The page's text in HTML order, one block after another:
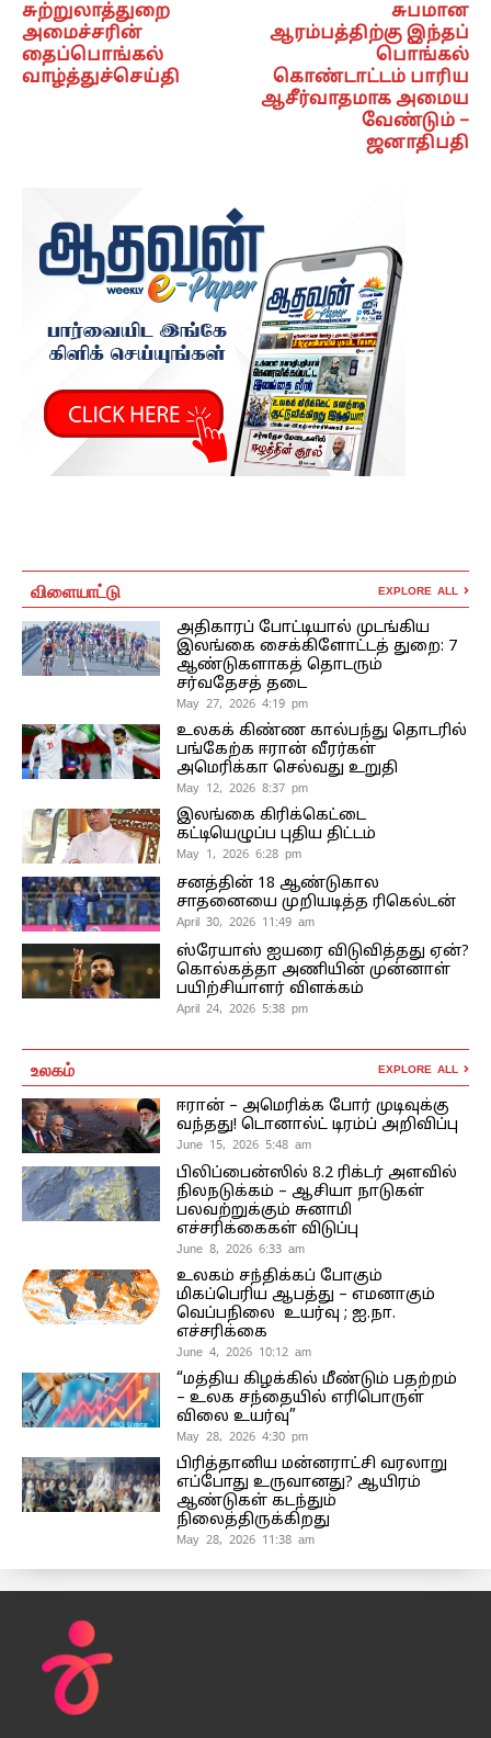
சுற்றுலாத்துறை
அமைச்சரின்
தைப்பொங்கல்
வாழ்த்துச்செய்தி
சுபமான
ஆரம்பத்திற்கு இந்தப்
பொங்கல்
கொண்டாட்டம் பாரிய
ஆசீர்வாதமாக அமைய
வேண்டும் –
ஜனாதிபதி
விளையாட்டு EXPLORE ALL
அதிகாரப் போட்டியால் முடங்கிய
இலங்கை சைக்கிளோட்டத் துறை: 7
ஆண்டுகளாகத் தொடரும்
சர்வதேசத் தடை
May 27, 2026 4:19 pm
உலகக் கிண்ண கால்பந்து தொடரில்
பங்கேற்க ஈரான் வீரர்கள்
அமெரிக்கா செல்வது உறுதி
May 12, 2026 8:37 pm
இலங்கை கிரிக்கெட்டை
கட்டியெழுப்ப புதிய திட்டம்
May 1, 2026 6:28 pm
சனத்தின் 18 ஆண்டுகால
சாதனையை முறியடித்த ரிகெல்டன்
April 30, 2026 11:49 am
ஸ்ரேயாஸ் ஐயரை விடுவித்தது ஏன்?
கொல்கத்தா அணியின் முன்னாள்
பயிற்சியாளர் விளக்கம்
April 24, 2026 5:38 pm
உலகம் EXPLORE ALL
ஈரான் – அமெரிக்க போர் முடிவுக்கு
வந்தது! டொனால்ட் டிரம்ப் அறிவிப்பு
June 15, 2026 5:48 am
பிலிப்பைன்ஸில் 8.2 ரிக்டர் அளவில்
நிலநடுக்கம் – ஆசியா நாடுகள்
பலவற்றுக்கும் சுனாமி
எச்சரிக்கைகள் விடுப்பு
June 8, 2026 6:33 am
உலகம் சந்திக்கப் போகும்
மிகப்பெரிய ஆபத்து – எமனாகும்
வெப்பநிலை உயர்வு ; ஐ.நா.
எச்சரிக்கை
June 4, 2026 10:12 am
“மத்திய கிழக்கில் மீண்டும் பதற்றம்
– உலக சந்தையில் எரிபொருள்
விலை உயர்வு”
May 28, 2026 4:30 pm
பிரித்தானிய மன்னராட்சி வரலாறு
எப்போது உருவானது? ஆயிரம்
ஆண்டுகள் கடந்தும்
நிலைத்திருக்கிறது
May 28, 2026 11:38 am